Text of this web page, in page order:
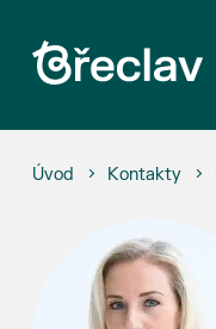
Úvod Kontakty